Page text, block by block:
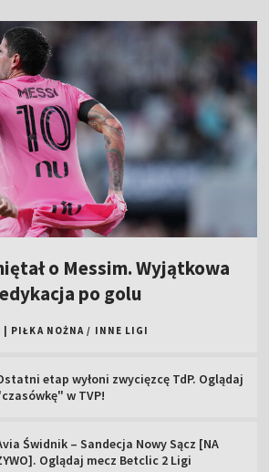
o Messim. Wyjątkowa
po golu
PIŁKA NOŻNA / INNE LIGI
etap wyłoni zwycięzcę TdP. Oglądaj
w TVP!
Świdnik – Sandecja Nowy Sącz [NA
Oglądaj mecz Betclic 2 Ligi